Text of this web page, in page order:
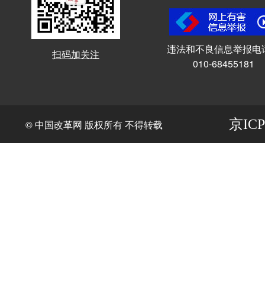
扫码加关注
违法和不良信息举报电
010-68455181
© 中国改革网 版权所有 不得转载 京